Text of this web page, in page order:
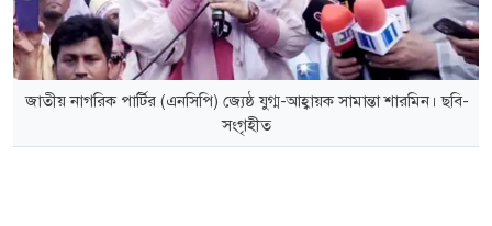
জাতীয় নাগরিক পার্টির (এনসিপি) জ্যেষ্ঠ যুগ্ম-আহ্বায়ক সামান্তা শারমিন। ছবি-
সংগৃহীত